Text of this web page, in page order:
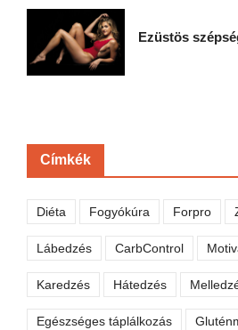
Ezüstös
Címkék
Diéta Fogyókúra Forpro
Lábedzés CarbControl
Karedzés Hátedzés
Egészséges táplálkozás